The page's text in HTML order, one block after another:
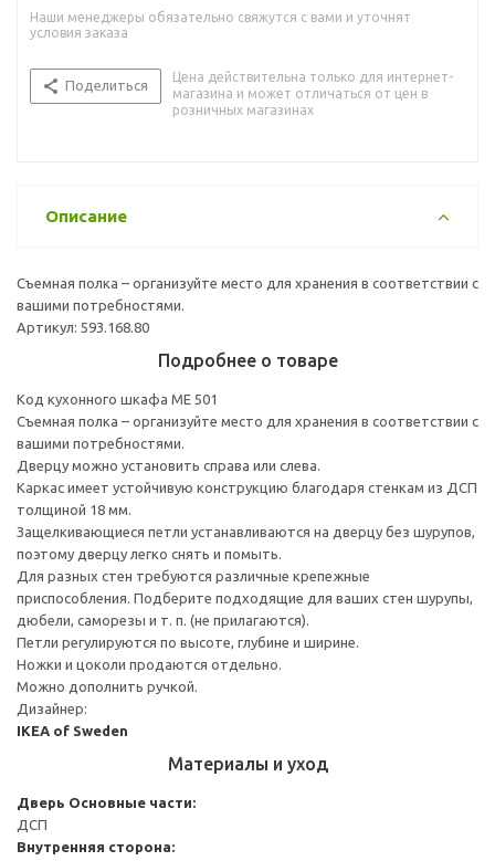
Наши менеджеры обязательно свяжутся с вами и уточнят
условия заказа
Поделиться
Цена действительна только для интернет-
магазина и может отличаться от цен в
розничных магазинах
Описание
Съемная полка – организуйте место для хранения в соответствии с
вашими потребностями.
Артикул: 593.168.80
Подробнее о товаре
Код кухонного шкафа ME 501
Съемная полка – организуйте место для хранения в соответствии с
вашими потребностями.
Дверцу можно установить справа или слева.
Каркас имеет устойчивую конструкцию благодаря стенкам из ДСП
толщиной 18 мм.
Защелкивающиеся петли устанавливаются на дверцу без шурупов,
поэтому дверцу легко снять и помыть.
Для разных стен требуются различные крепежные
приспособления. Подберите подходящие для ваших стен шурупы,
дюбели, саморезы и т. п. (не прилагаются).
Петли регулируются по высоте, глубине и ширине.
Ножки и цоколи продаются отдельно.
Можно дополнить ручкой.
Дизайнер:
IKEA of Sweden
Материалы и уход
Дверь Основные части:
ДСП
Внутренняя сторона: